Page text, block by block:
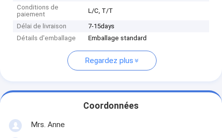
Conditions de
paiement
L/C, T/T
Délai de livraison
7-15days
Détails d'emballage
Emballage standard
Regardez plus
Coordonnées
Mrs. Anne